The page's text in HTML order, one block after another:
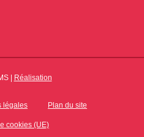
| Réalisation
légales Plan du site
cookies (UE)